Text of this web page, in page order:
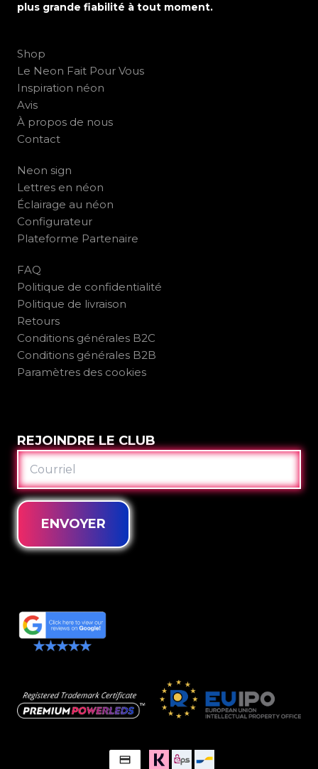
plus grande fiabilité à tout moment.
Shop
Le Neon Fait Pour Vous
Inspiration néon
Avis
À propos de nous
Contact
Neon sign
Lettres en néon
Éclairage au néon
Configurateur
Plateforme Partenaire
FAQ
Politique de confidentialité
Politique de livraison
Retours
Conditions générales B2C
Conditions générales B2B
Paramètres des cookies
REJOINDRE LE CLUB
COURRIEL
ENVOYER